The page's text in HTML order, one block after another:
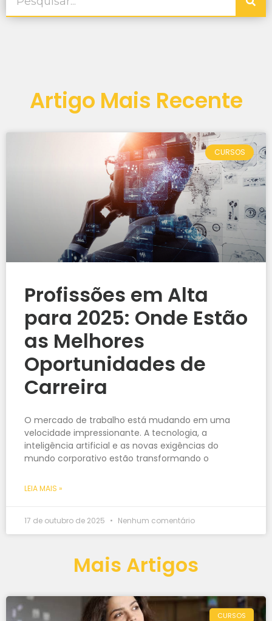
Mais Artigos
Artigo Mais Recente
CURSOS
CURSOS
Profissões em Alta
para 2025: Onde Estão
as Melhores
Oportunidades de
Carreira
O mercado de trabalho está mudando em uma
velocidade impressionante. A tecnologia, a
inteligência artificial e as novas exigências do
mundo corporativo estão transformando o
LEIA MAIS »
17 de outubro de 2025 Nenhum comentário